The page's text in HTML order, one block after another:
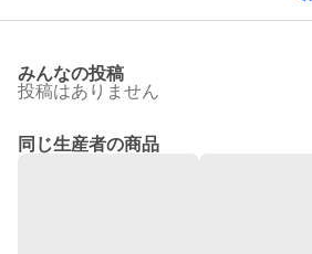
みんなの投稿
投稿はありません
同じ生産者の商品